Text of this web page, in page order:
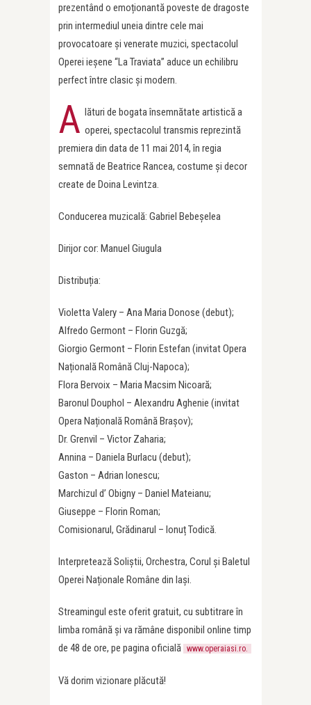
prezentând o emoționantă poveste de dragoste
prin intermediul uneia dintre cele mai
provocatoare și venerate muzici, spectacolul
Operei ieșene “La Traviata” aduce un echilibru
perfect între clasic și modern.
A lături de bogata însemnătate artistică a
operei, spectacolul transmis reprezintă
premiera din data de 11 mai 2014, în regia
semnată de Beatrice Rancea, costume și decor
create de Doina Levintza.
Conducerea muzicală: Gabriel Bebeșelea
Dirijor cor: Manuel Giugula
Distribuția:
Violetta Valery – Ana Maria Donose (debut);
Alfredo Germont – Florin Guzgă;
Giorgio Germont – Florin Estefan (invitat Opera
Națională Română Cluj-Napoca);
Flora Bervoix – Maria Macsim Nicoară;
Baronul Douphol – Alexandru Aghenie (invitat
Opera Națională Română Brașov);
Dr. Grenvil – Victor Zaharia;
Annina – Daniela Burlacu (debut);
Gaston – Adrian Ionescu;
Marchizul d’ Obigny – Daniel Mateianu;
Giuseppe – Florin Roman;
Comisionarul, Grădinarul – Ionuț Todică.
Interpretează Soliștii, Orchestra, Corul și Baletul
Operei Naționale Române din Iași.
Streamingul este oferit gratuit, cu subtitrare în
limba română și va rămâne disponibil online timp
de 48 de ore, pe pagina oficială www.operaiasi.ro.
Vă dorim vizionare plăcută!